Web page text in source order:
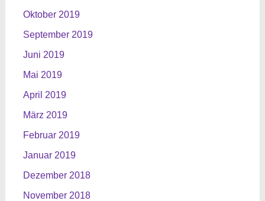
Oktober 2019
September 2019
Juni 2019
Mai 2019
April 2019
März 2019
Februar 2019
Januar 2019
Dezember 2018
November 2018